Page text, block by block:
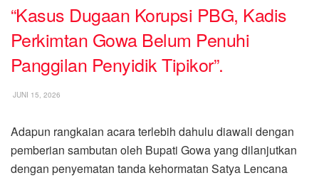
“Kasus Dugaan Korupsi PBG, Kadis
Perkimtan Gowa Belum Penuhi
Panggilan Penyidik Tipikor”.
JUNI 15, 2026
Adapun rangkaian acara terlebih dahulu diawali dengan
pemberian sambutan oleh Bupati Gowa yang dilanjutkan
dengan penyematan tanda kehormatan Satya Lencana